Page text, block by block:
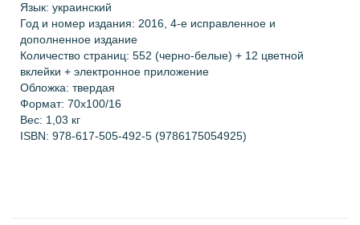
Язык: украинский
Год и номер издания: 2016 , 4-е исправленное и
дополненное издание
Количество страниц: 552 (черно-белые) + 12 цветной
вклейки + электронное приложение
Обложка: твердая
Формат: 70х100/16
Вес: 1,03 кг
ISBN: 978-617-505-492-5 (9786175054925)